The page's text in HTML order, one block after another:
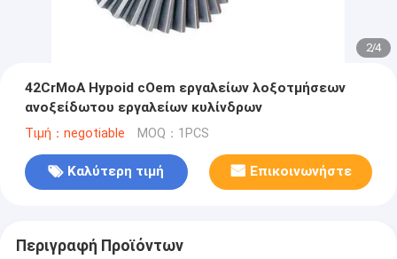
2/4
42CrMoA Hypoid cOem εργαλείων λοξοτμήσεων
ανοξείδωτου εργαλείων κυλίνδρων
Τιμή：negotiable MOQ：1PCS
Καλύτερη τιμή Επικοινωνήστε
Περιγραφή Προϊόντων